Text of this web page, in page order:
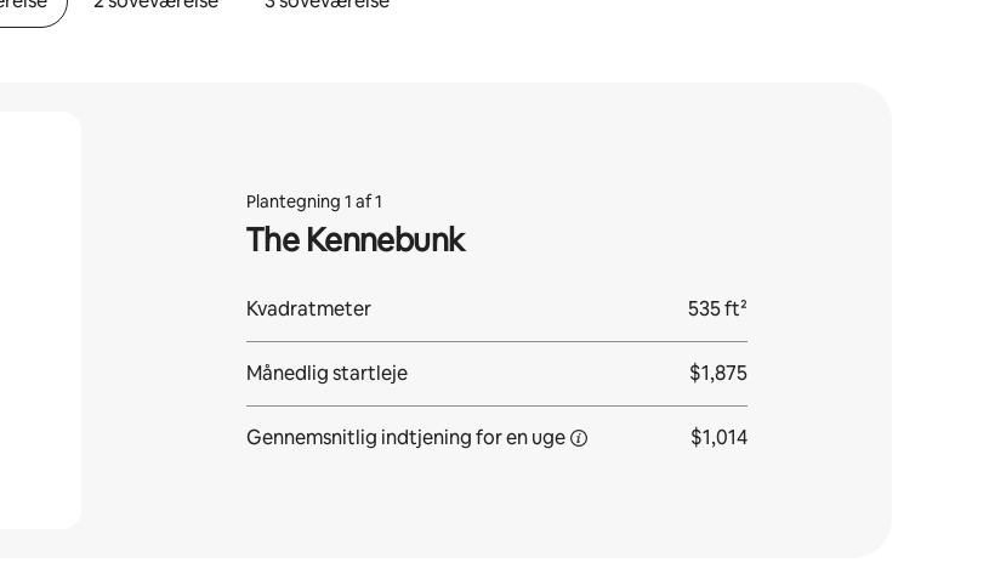
Plantegning 1 af 1
The Kennebunk
Kvadratmeter 535 ft²
Månedlig startleje $1,875
Gennemsnitlig indtjening foren uge $1,014